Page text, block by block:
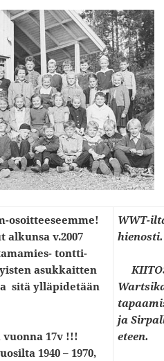
osoitteeseemme!
alkunsa v.2007
tontti-
asukkaitten
sitä ylläpidetään
17v !!!
1940 – 1970,
WWT-
hienosti.
ja
eteen.